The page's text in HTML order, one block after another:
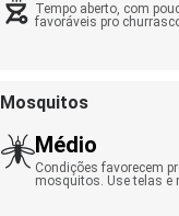
Tempo aberto, com
favoráveis pro
Mosquitos
Médio
Condições favorecem
mosquitos. Use telas e